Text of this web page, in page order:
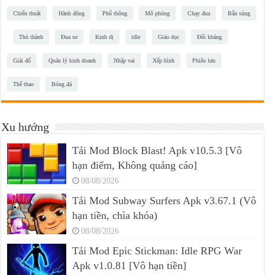
Chiến thuật Hành động Phổ thông Mô phỏng Chạy đua Bắn súng
Thủ thành Đua xe Kinh dị idle Giáo dục Đối kháng
Giải đố Quản lý kinh doanh Nhập vai Xếp hình Phiêu lưu
Thể thao Bóng đá
Xu hướng
Tải Mod Block Blast! Apk v10.5.3 [Vô
hạn điểm, Không quảng cáo]
08/08/2026
Tải Mod Subway Surfers Apk v3.67.1 (Vô
hạn tiền, chìa khóa)
08/08/2026
Tải Mod Epic Stickman: Idle RPG War
Apk v1.0.81 [Vô hạn tiền]